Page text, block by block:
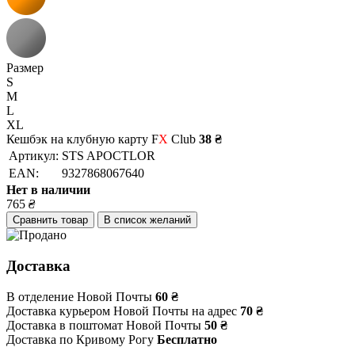
Размер
S
M
L
XL
Кешбэк на клубную карту FX Club 38 ₴
Артикул: STS APOCTLOR
EAN:
9327868067640
Нет в наличии
765 ₴
Сравнить товар В список желаний
Доставка
В отделение Новой Почты 60 ₴
Доставка курьером Новой Почты на адрес 70 ₴
Доставка в поштомат Новой Почты 50 ₴
Доставка по Кривому Рогу Бесплатно